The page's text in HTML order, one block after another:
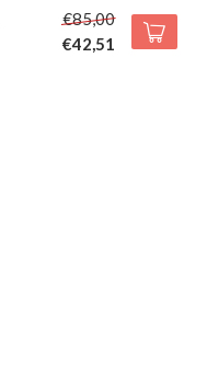
€85,00
€42,51